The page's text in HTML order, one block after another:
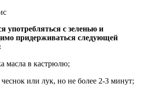
употребляться с зеленью и
придерживаться следующей
масла в кастрюлю;
или лук, но не более 2-3 минут;